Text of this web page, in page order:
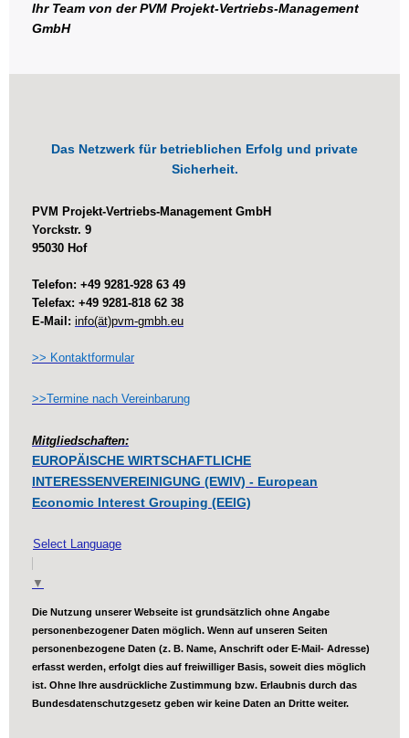
Ihr Team von der PVM Projekt-Vertriebs-Management
GmbH
Das Netzwerk für betrieblichen Erfolg und private
Sicherheit.
PVM Projekt-Vertriebs-Management GmbH
Yorckstr. 9
95030 Hof
Telefon: +49 9281-928 63 49
Telefax: +49 9281-818 62 38
E-Mail: info(ät)pvm-gmbh.eu
>> Kontaktformular
>>Termine nach Vereinbarung
Mitgliedschaften:
EUROPÄISCHE WIRTSCHAFTLICHE
INTERESSENVEREINIGUNG (EWIV) - European
Economic Interest Grouping (EEIG)
Select Language
▼
Die Nutzung unserer Webseite ist grundsätzlich ohne Angabe
personenbezogener Daten möglich. Wenn auf unseren Seiten
personenbezogene Daten (z. B. Name, Anschrift oder E-Mail- Adresse)
erfasst werden, erfolgt dies auf freiwilliger Basis, soweit dies möglich
ist. Ohne Ihre ausdrückliche Zustimmung bzw. Erlaubnis durch das
Bundesdatenschutzgesetz geben wir keine Daten an Dritte weiter.